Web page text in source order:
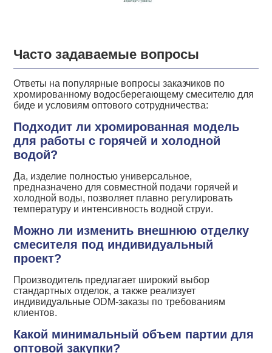
Часто задаваемые вопросы
Ответы на популярные вопросы заказчиков по
хромированному водосберегающему смесителю для
биде и условиям оптового сотрудничества:
Подходит ли хромированная модель
для работы с горячей и холодной
водой?
Да, изделие полностью универсальное,
предназначено для совместной подачи горячей и
холодной воды, позволяет плавно регулировать
температуру и интенсивность водной струи.
Можно ли изменить внешнюю отделку
смесителя под индивидуальный
проект?
Производитель предлагает широкий выбор
стандартных отделок, а также реализует
индивидуальные ODM-заказы по требованиям
клиентов.
Какой минимальный объем партии для
оптовой закупки?